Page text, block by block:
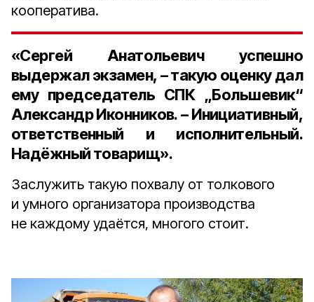
кооператива.
«Сергей Анатольевич успешно
выдержал экзамен, – такую оценку дал
ему председатель СПК „Большевик“
Александр Иконников. – Инициативный,
ответственный и исполнительный.
Надёжный товарищ».
Заслужить такую похвалу от толкового
и умного организатора производства
не каждому удаётся, многого стоит.